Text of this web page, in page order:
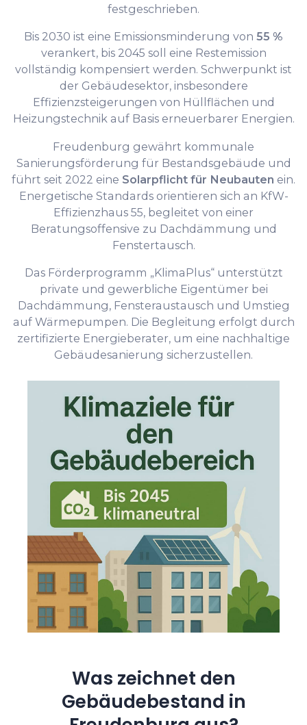
festgeschrieben.
Bis 2030 ist eine Emissionsminderung von 55 %
verankert, bis 2045 soll eine Restemission
vollständig kompensiert werden. Schwerpunkt ist
der Gebäudesektor, insbesondere
Effizienzsteigerungen von Hüllflächen und
Heizungstechnik auf Basis erneuerbarer Energien.
Freudenburg gewährt kommunale
Sanierungsförderung für Bestandsgebäude und
führt seit 2022 eine Solarpflicht für Neubauten ein.
Energetische Standards orientieren sich an KfW-
Effizienzhaus 55, begleitet von einer
Beratungsoffensive zu Dachdämmung und
Fenstertausch.
Das Förderprogramm „KlimaPlus“ unterstützt
private und gewerbliche Eigentümer bei
Dachdämmung, Fensteraustausch und Umstieg
auf Wärmepumpen. Die Begleitung erfolgt durch
zertifizierte Energieberater, um eine nachhaltige
Gebäudesanierung sicherzustellen.
Was zeichnet den
Gebäudebestand in